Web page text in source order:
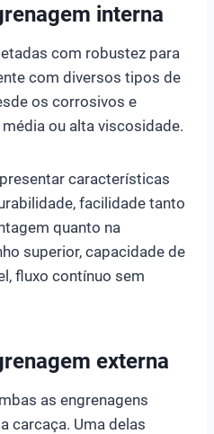
interna
com robustez para
com diversos tipos de
os corrosivos e
ou alta viscosidade.
características
facilidade tanto
quanto na
superior, capacidade de
fluxo contínuo sem
externa
as engrenagens
carcaça. Uma delas